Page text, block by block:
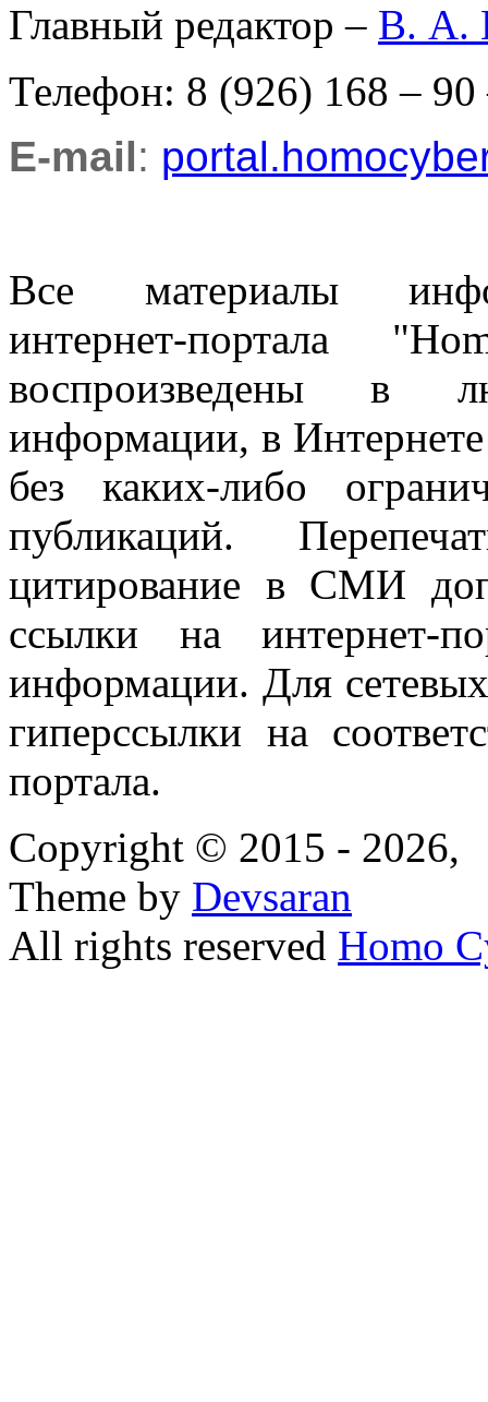
Главный редактор – В. А.
Телефон: 8 (926) 168 – 90
E-mail:
Все материалы
интернет-портала
воспроизведены в
информации, в
без каких-либо
публикаций.
цитирование в СМИ
ссылки на интернет-
информации. Для
гиперссылки на
портала.
Copyright © 2015 - 2026,
Theme by Devsaran
All rights reserved Homo